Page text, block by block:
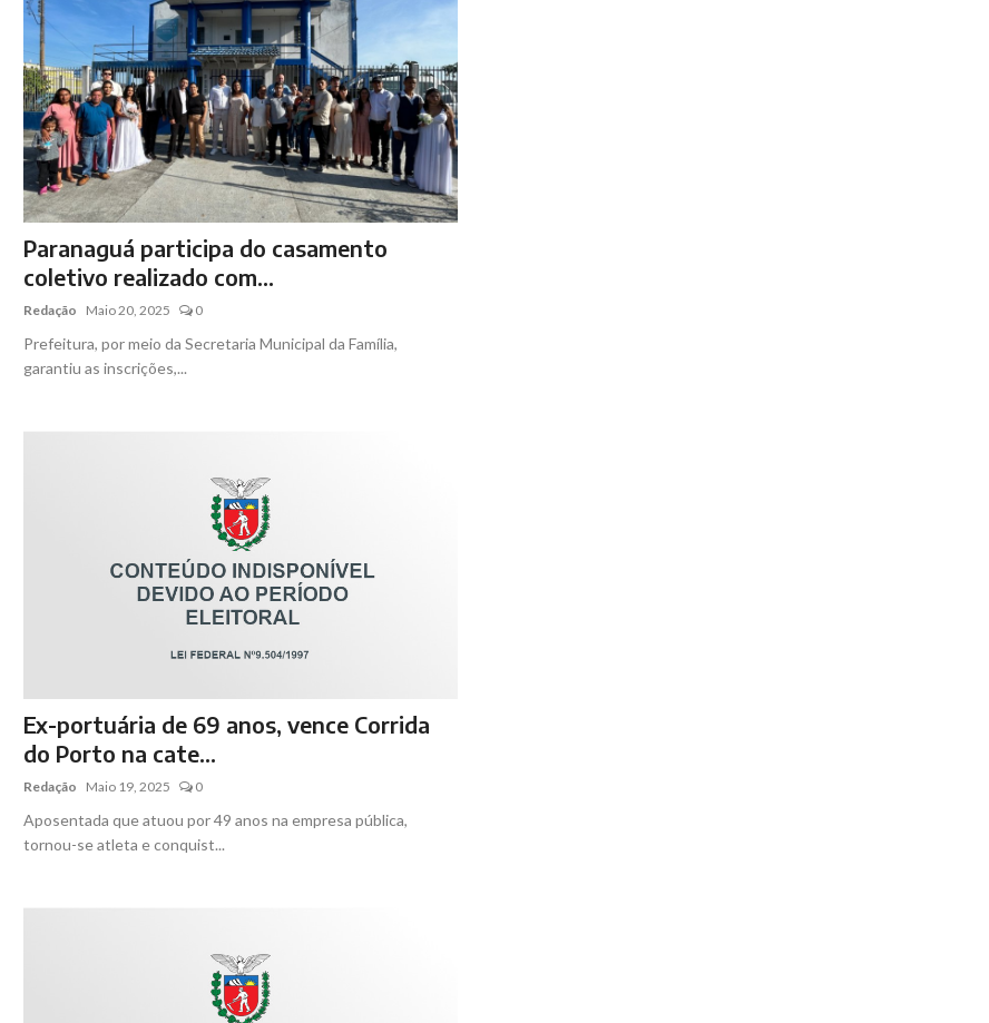
Paranaguá participa do casamento
coletivo realizado com...
Redação Maio 20, 2025 0
Prefeitura, por meio da Secretaria Municipal da Família,
garantiu as inscrições,...
Ex-portuária de 69 anos, vence Corrida
do Porto na cate...
Redação Maio 19, 2025 0
Aposentada que atuou por 49 anos na empresa pública,
tornou-se atleta e conquist...